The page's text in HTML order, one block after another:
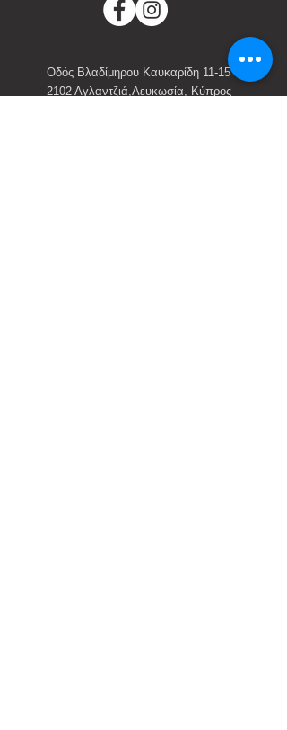
Οδός Βλαδίμηρου Καυκαρίδη 11-15
2102 Αγλαντζιά,Λευκωσία, Κύπρος